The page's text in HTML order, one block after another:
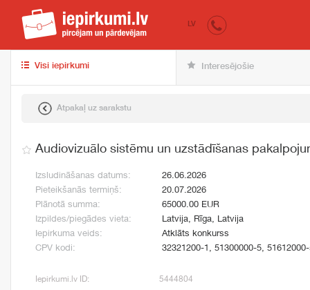
iepirkumi.lv
LV
Visi iepirkumi Interesējošie
Atpakaļ uz sarakstu
Audiovizuālo sistēmu un uzstādīšanas
Izsludināšanas datums:
26.06.2026
Pieteikšanās termiņš:
20.07.2026
Plānotā summa:
65000.00 EUR
Izpildes/piegādes vieta:
Latvija, Rīga, Latvija
Iepirkuma veids:
Atklāts konkurss
CPV kodi:
32321200-1, 51300000-5,
Iepirkumi.lv ID: 5444804